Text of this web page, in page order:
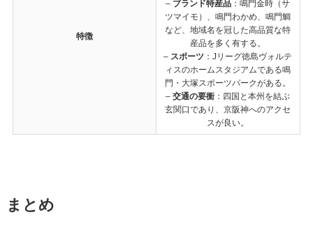
特徴
– ブランド特産品 ：鳴門金時（サ
ツマイモ）、鳴門わかめ、鳴門鯛
など、地域名を冠した高品質な特
産品を多く有する。
– スポーツ ：Jリーグ徳島ヴォルテ
ィスのホームスタジアムである鳴
門・大塚スポーツパークがある。
–交通の要衝 ：四国と本州を結ぶ
玄関口であり、京阪神へのアクセ
スが良い。
まとめ